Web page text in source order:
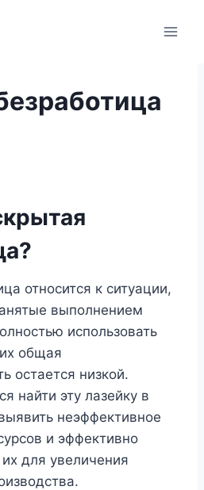
относится к ситуации,
выполнением
использовать
общая
остается низкой.
найти эту лазейку в
неэффективное
и эффективно
для увеличения